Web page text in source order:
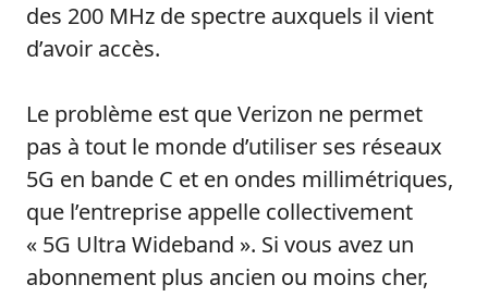
des 200 MHz de spectre auxquels il vient
d’avoir accès.
Le problème est que Verizon ne permet
pas à tout le monde d’utiliser ses réseaux
5G en bande C et en ondes millimétriques,
que l’entreprise appelle collectivement
« 5G Ultra Wideband ». Si vous avez un
abonnement plus ancien ou moins cher,